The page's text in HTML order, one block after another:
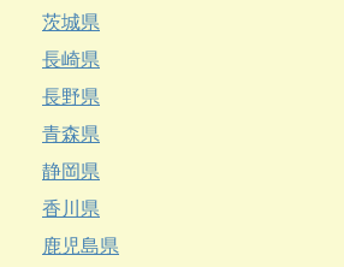
茨城県
長崎県
長野県
青森県
静岡県
香川県
鹿児島県